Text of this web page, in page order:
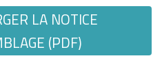
LA NOTICE
(PDF)